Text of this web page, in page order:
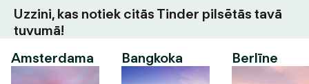
Uzzini, kas notiek citās Tinder pilsētās tavā
tuvumā!
Amsterdama
Bangkoka Berlīne